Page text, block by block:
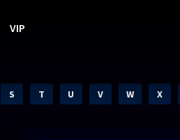
VIP
S T U V W X